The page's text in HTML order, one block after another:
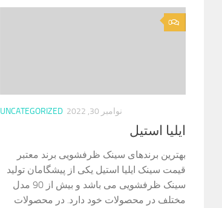
0
UNCATEGORIZED نوامبر 30, 2022
ایلیا استیل
بهترین برندهای سینک ظرفشویی برند معتبر
قیمت سینک ایلیا استیل یکی از پیشگامان تولید
سینک ظرفشویی می باشد و بیش از 90 مدل
مختلف در محصولات خود دارد. در محصولات